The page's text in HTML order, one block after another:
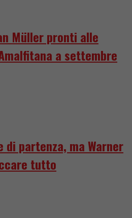
Müller pronti alle
a settembre
di partenza, ma Warner
tutto